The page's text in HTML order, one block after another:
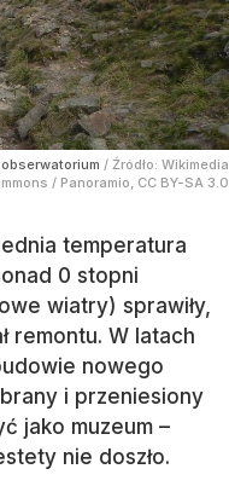
/ Źródło: Wikimedia
/ Panoramio, CC BY-SA 3.0
temperatura
0 stopni
wiatry) sprawiły,
remontu. W latach
nowego
i przeniesiony
jako muzeum –
nie doszło.